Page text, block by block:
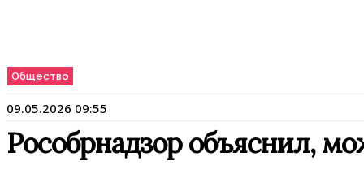
Общество
09.05.2026 09:55
Рособрнадзор объяснил,